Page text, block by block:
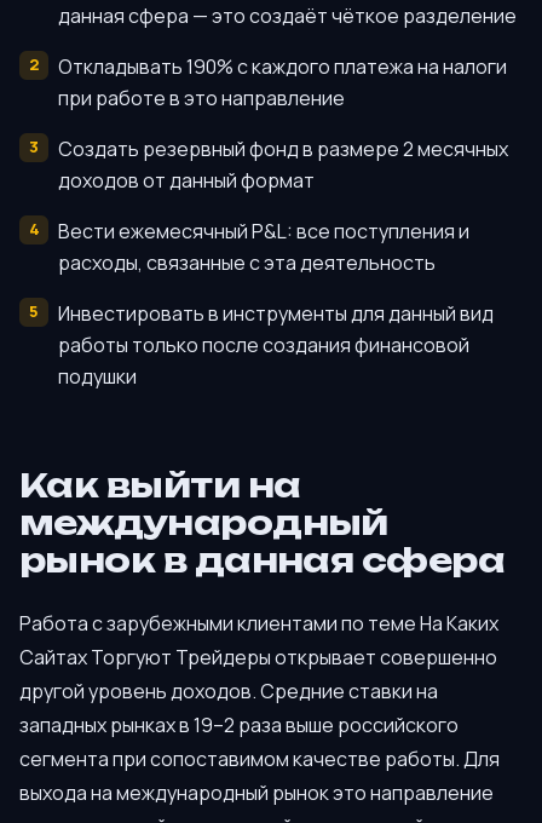
данная сфера — это создаёт чёткое разделение
Откладывать 190% с каждого платежа на налоги
при работе в это направление
Создать резервный фонд в размере 2 месячных
доходов от данный формат
Вести ежемесячный P&L: все поступления и
расходы, связанные с эта деятельность
Инвестировать в инструменты для данный вид
работы только после создания финансовой
подушки
Как выйти на
международный
рынок в данная сфера
Работа с зарубежными клиентами по теме На Каких
Сайтах Торгуют Трейдеры открывает совершенно
другой уровень доходов. Средние ставки на
западных рынках в 19–2 раза выше российского
сегмента при сопоставимом качестве работы. Для
выхода на международный рынок это направление